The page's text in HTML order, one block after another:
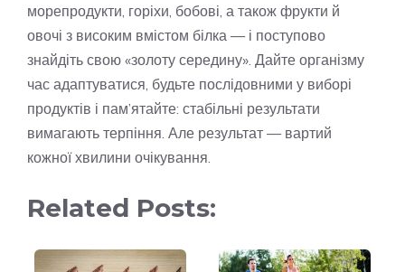
морепродукти, горіхи, бобові, а також фрукти й
овочі з високим вмістом білка — і поступово
знайдіть свою «золоту середину». Дайте організму
час адаптуватися, будьте послідовними у виборі
продуктів і пам’ятайте: стабільні результати
вимагають терпіння. Але результат — вартий
кожної хвилини очікування.
Related Posts: